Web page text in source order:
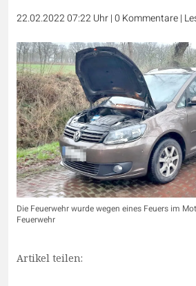
22.02.2022 07:22 Uhr|0 Kommentare|
Die Feuerwehr wurde wegen eines Feuers im
Feuerwehr
Artikel teilen: